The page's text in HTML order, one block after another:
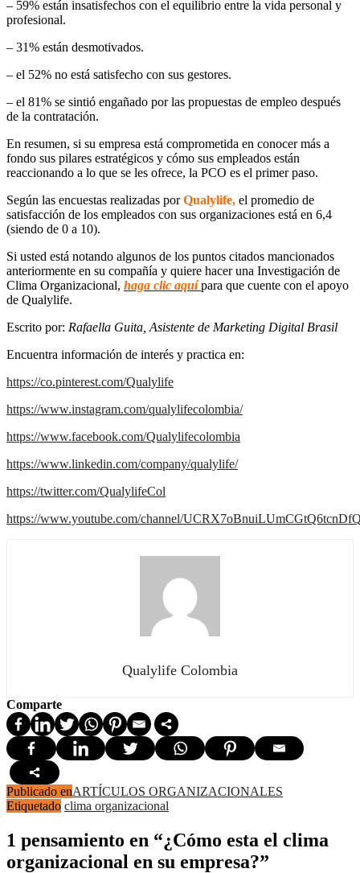
– 59% están insatisfechos con el equilibrio entre la vida personal y
profesional.
– 31% están desmotivados.
– el 52% no está satisfecho con sus gestores.
– el 81% se sintió engañado por las propuestas de empleo después
de la contratación.
En resumen, si su empresa está comprometida en conocer más a
fondo sus pilares estratégicos y cómo sus empleados están
reaccionando a lo que se les ofrece, la PCO es el primer paso.
Según las encuestas realizadas porQualylife, el promedio de
satisfacción de los empleados con sus organizaciones está en 6,4
(siendo de 0 a 10).
Si usted está notando algunos de los puntos citados mancionados
anteriormente en su compañía y quiere hacer una Investigación de
Clima Organizacional, haga clic aquí para que cuente con el apoyo
de Qualylife.
Escrito por: Rafaella Guita, Asistente de Marketing Digital Brasil
Encuentra información de interés y practica en:
https://co.pinterest.com/Qualylife
https://www.instagram.com/qualylifecolombia/
https://www.facebook.com/Qualylifecolombia
https://www.linkedin.com/company/qualylife/
https://twitter.com/QualylifeCol
https://www.youtube.com/channel/
Qualylife Colombia
Comparte
Publicado enARTÍCULOS ORGANIZACIONALES
Etiquetado clima organizacional
1 pensamiento en “¿Cómo esta el clima
organizacional en su empresa?”